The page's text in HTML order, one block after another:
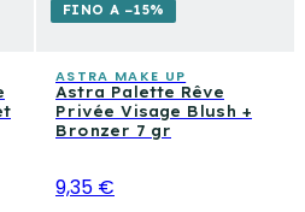
FINO A −15%
ASTRA MAKE UP
Astra Palette Rêve
Privée Visage Blush +
Bronzer 7 gr
9,35 €